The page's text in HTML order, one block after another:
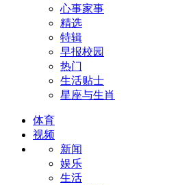
心事家事
精选
特辑
早报校园
热门
生活贴士
星座与生肖
体育
视频
新闻
娱乐
生活